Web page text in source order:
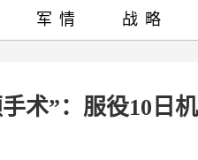
术”：服役10日
军情 战略